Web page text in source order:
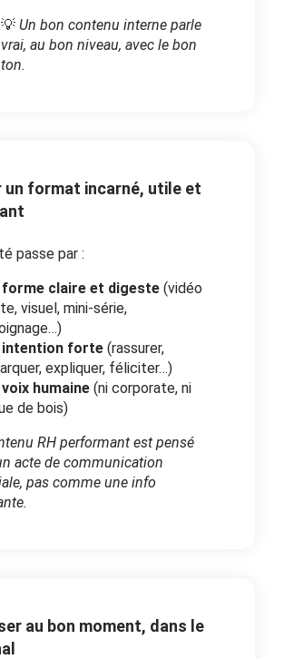
💡 Un bon contenu interne parle
vrai, au bon niveau, avec le bon
ton.
un format incarné, utile et
passe par :
forme claire et digeste (vidéo
visuel, mini-série,
intention forte (rassurer,
expliquer, féliciter…)
voix humaine (ni corporate, ni
de bois)
RH performant est pensé
acte de communication
pas comme une info
au bon moment, dans le